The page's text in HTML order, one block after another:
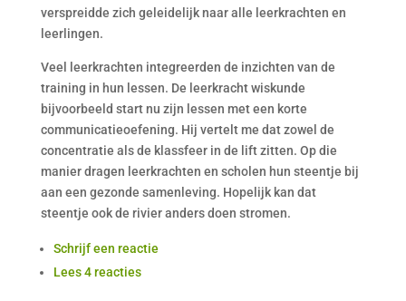
verspreidde zich geleidelijk naar alle leerkrachten en
leerlingen.
Veel leerkrachten integreerden de inzichten van de
training in hun lessen. De leerkracht wiskunde
bijvoorbeeld start nu zijn lessen met een korte
communicatieoefening. Hij vertelt me dat zowel de
concentratie als de klassfeer in de lift zitten. Op die
manier dragen leerkrachten en scholen hun steentje bij
aan een gezonde samenleving. Hopelijk kan dat
steentje ook de rivier anders doen stromen.
Schrijf een reactie
Lees 4 reacties